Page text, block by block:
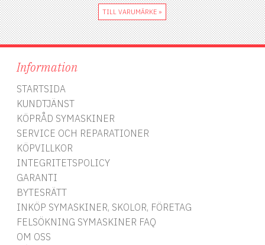
TILL VARUMÄRKE »
Information
STARTSIDA
KUNDTJÄNST
KÖPRÅD SYMASKINER
SERVICE OCH REPARATIONER
KÖPVILLKOR
INTEGRITETSPOLICY
GARANTI
BYTESRÄTT
INKÖP SYMASKINER, SKOLOR, FÖRETAG
FELSÖKNING SYMASKINER FAQ
OM OSS